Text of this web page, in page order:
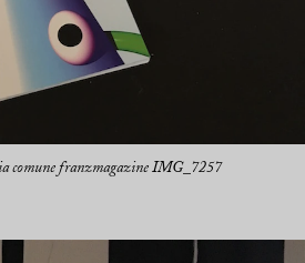
comune franzmagazine IMG_7257